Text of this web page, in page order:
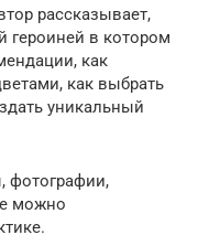
рассказывает,
героиней в котором
как
как выбрать
уникальный
фотографии,
можно